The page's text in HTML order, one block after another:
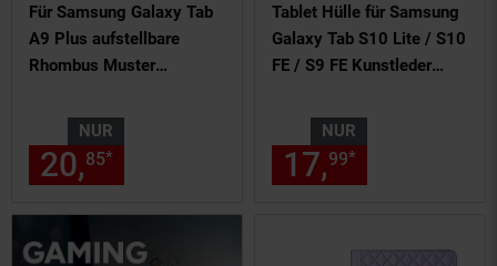
Für Samsung Galaxy Tab
A9 Plus aufstellbare
Rhombus Muster
Schwarz
NUR
20,85* € Sternchen
Tablet Hülle für Samsung
Galaxy Tab S10 Lite / S10
FE / S9 FE Kunstleder
NUR
17,99*